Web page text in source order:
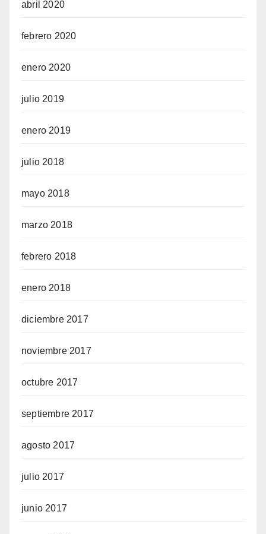
abril 2020
febrero 2020
enero 2020
julio 2019
enero 2019
julio 2018
mayo 2018
marzo 2018
febrero 2018
enero 2018
diciembre 2017
noviembre 2017
octubre 2017
septiembre 2017
agosto 2017
julio 2017
junio 2017